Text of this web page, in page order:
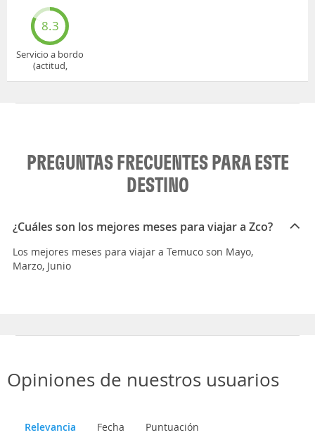
8.3
Servicio a bordo
(actitud,
PREGUNTAS FRECUENTES PARA ESTE
DESTINO
¿Cuáles son los mejores meses para viajar a Zco?
Los mejores meses para viajar a Temuco son Mayo,
Marzo, Junio
Opiniones de nuestros usuarios
Relevancia Fecha Puntuación